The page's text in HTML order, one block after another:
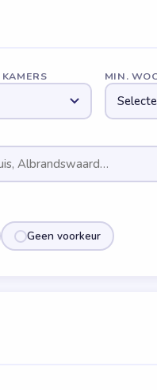
MIN.
Geen voorkeur